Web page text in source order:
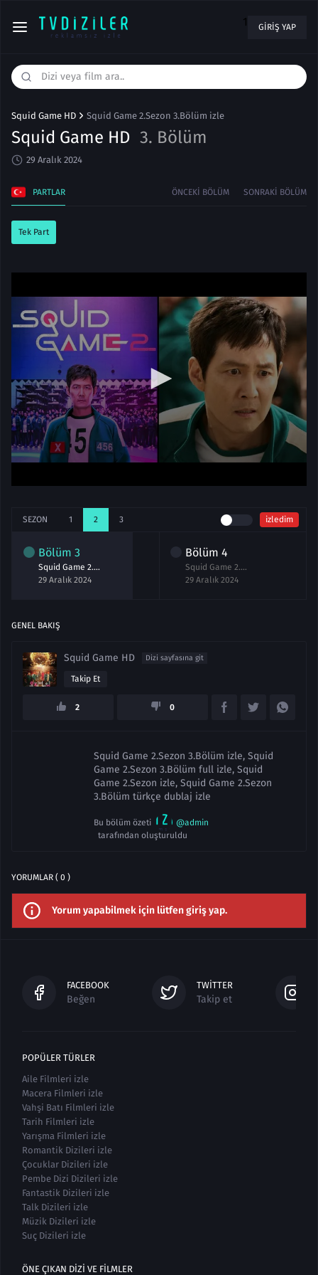
1 GIRIŞ YAP
Squid Game HD Squid Game 2.Sezon 3.Bölüm izle
Squid Game HD 3. Bölüm
29 Aralık 2024
PARTLAR ÖNCEKI BÖLÜM SONRAKI BÖLÜM
Tek Part
SEZON 1 2 3 izledim
Bölüm 3
Squid Game 2.Sezon 3.Bölüm izle
29 Aralık 2024
Bölüm 4
Squid Game 2.Sezon 4.Bölüm izle
29 Aralık 2024
GENEL BAKIŞ
Squid Game HD Dizi sayfasına git
Takip Et
2 0
Squid Game 2.Sezon 3.Bölüm izle, Squid
Game 2.Sezon 3.Bölüm full izle, Squid
Game 2.Sezon izle, Squid Game 2.Sezon
3.Bölüm türkçe dublaj izle
Bu bölüm özeti
@admin
tarafından oluşturuldu
YORUMLAR ( 0 )
Yorum yapabilmek için lütfen giriş yap.
FACEBOOK
Beğen
TWITTER
Takip et
POPÜLER TÜRLER
Aile Filmleri izle
Macera Filmleri izle
Vahşi Batı Filmleri izle
Tarih Filmleri izle
Yarışma Filmleri izle
Romantik Dizileri izle
Çocuklar Dizileri izle
Pembe Dizi Dizileri izle
Fantastik Dizileri izle
Talk Dizileri izle
Müzik Dizileri izle
Suç Dizileri izle
ÖNE ÇIKAN DIZI VE FILMLER